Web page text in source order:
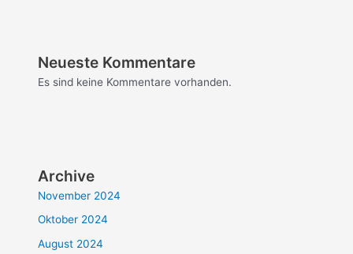
Neueste Kommentare
Es sind keine Kommentare vorhanden.
Archive
November 2024
Oktober 2024
August 2024